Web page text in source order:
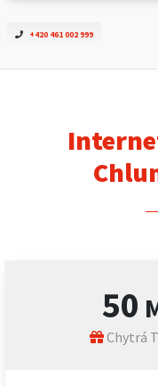
+420 461 002 999
Ověřit
ČEZNET TV
Kontakt
50
Chytrá